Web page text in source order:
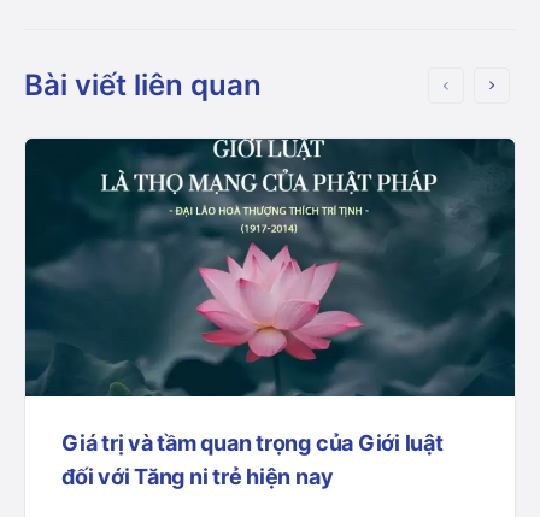
Bài viết liên quan
Giá trị và tầm quan trọng của Giới luật
đối với Tăng ni trẻ hiện nay